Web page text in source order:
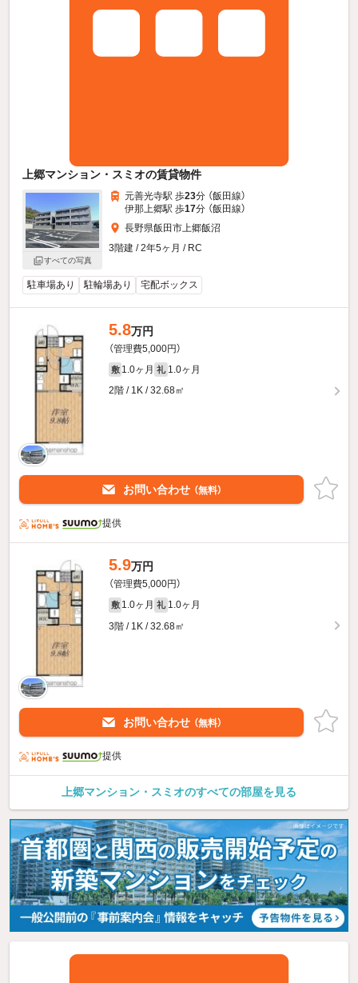
上郷マンション・スミオの賃貸物件
すべての写真
元善光寺駅 歩23分 （飯田線）
伊那上郷駅 歩17分 （飯田線）
長野県飯田市上郷飯沼
3階建 / 2年5ヶ月 / RC
駐車場あり 駐輪場あり 宅配ボックス
5.8万円
（管理費5,000円）
敷 1.0ヶ月 礼 1.0ヶ月
2階 / 1K / 32.68㎡
お問い合わせ （無料）
提供
5.9万円
（管理費5,000円）
敷 1.0ヶ月 礼 1.0ヶ月
3階 / 1K / 32.68㎡
お問い合わせ （無料）
提供
上郷マンション・スミオのすべての部屋を見る